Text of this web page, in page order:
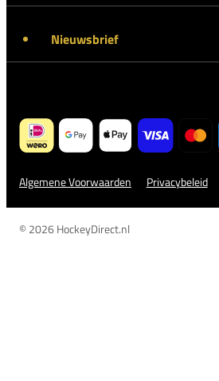
Nieuwsbrief
Algemene Voorwaarden Privacybeleid
© 2026 HockeyDirect.nl